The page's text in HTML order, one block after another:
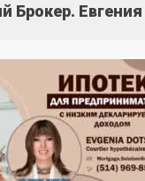
Брокер.